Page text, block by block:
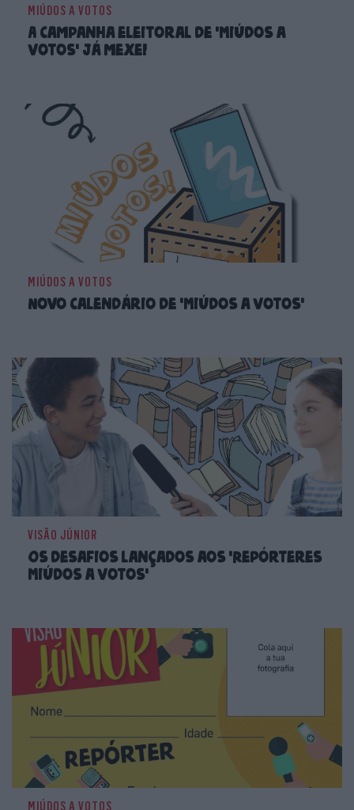
MIÚDOS A VOTOS
A campanha eleitoral de 'Miúdos a
Votos' já mexe!
MIÚDOS A VOTOS
Novo calendário de 'Miúdos a Votos'
VISÃO JÚNIOR
Os desafios lançados aos 'Repórteres
Miúdos a Votos'
MIÚDOS A VOTOS